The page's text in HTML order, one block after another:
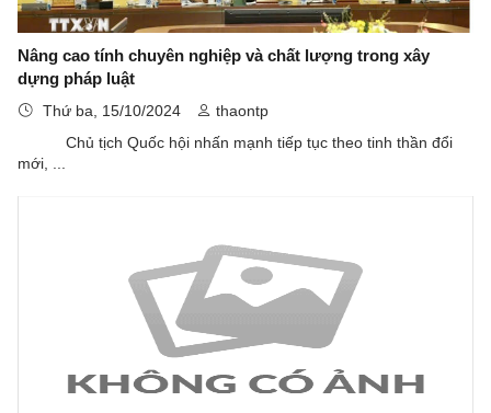
Nâng cao tính chuyên nghiệp và chất lượng trong xây
dựng pháp luật
Thứ ba, 15/10/2024
thaontp
Chủ tịch Quốc hội nhấn mạnh tiếp tục theo tinh thần đổi
mới, ...